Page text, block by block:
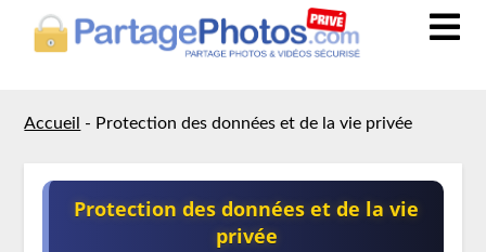
Accueil - Protection des données et de la vie privée
Protection des données et de la vie
privée